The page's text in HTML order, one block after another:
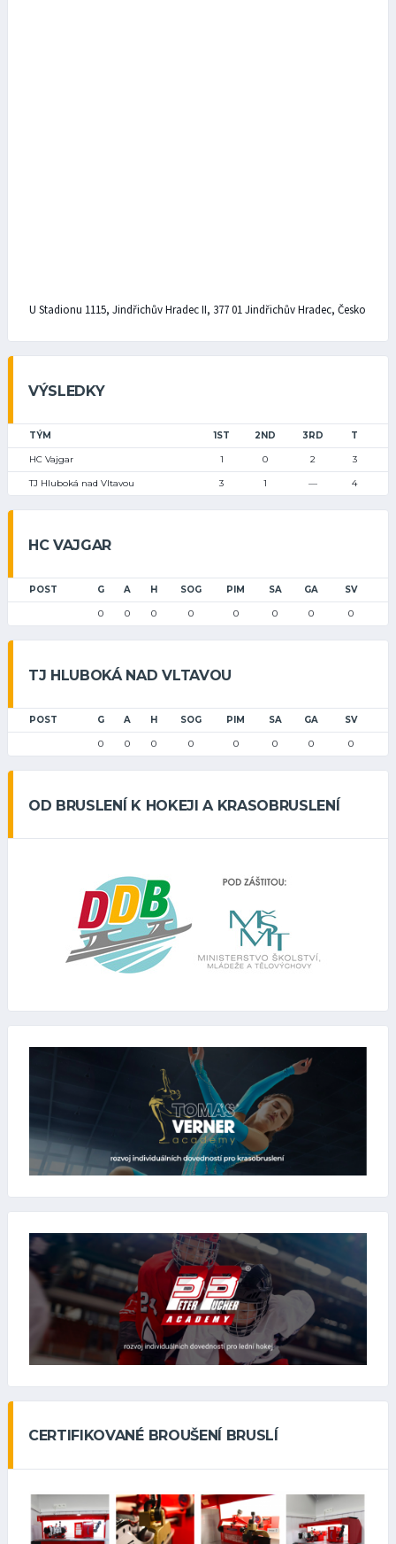
U Stadionu 1115, Jindřichův Hradec II, 377 01 Jindřichův Hradec, Česko
VÝSLEDKY
TÝM 1ST 2ND 3RD T
HC Vajgar 1 0 2 3
TJ Hluboká nad Vltavou 3 1 — 4
HC VAJGAR
POST G A H SOG PIM SA GA SV
0 0 0 0 0 0 0 0
TJ HLUBOKÁ NAD VLTAVOU
POST G A H SOG PIM SA GA SV
0 0 0 0 0 0 0 0
OD BRUSLENÍ K HOKEJI A KRASOBRUSLENÍ
CERTIFIKOVANÉ BROUŠENÍ BRUSLÍ